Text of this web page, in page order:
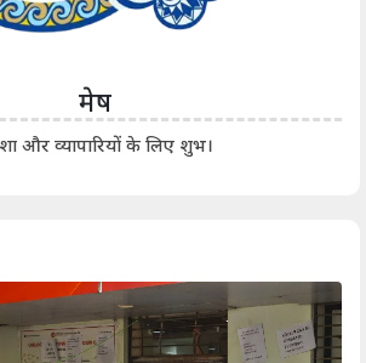
मेष
और व्यापारियों के लिए शुभ।